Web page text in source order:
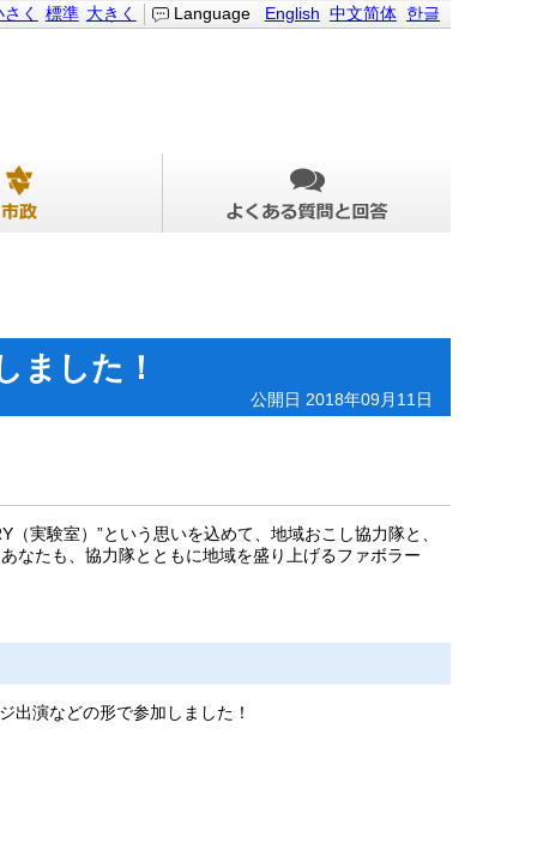
Language English 中文简体 한글
さく 標準 大きく
ました！
公開日 2018年09月11日
実験室）”という思いを込めて、地域おこし協力隊と、
なたも、協力隊とともに地域を盛り上げるファボラー
演などの形で参加しました！